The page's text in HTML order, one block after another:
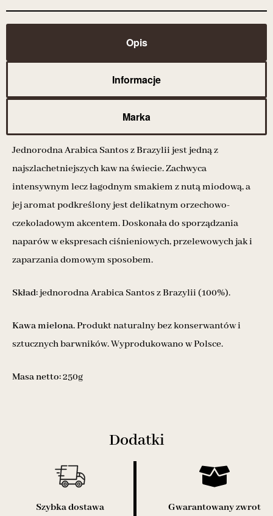
Opis
Informacje
Marka
Jednorodna Arabica Santos z Brazylii jest jedną z
najszlachetniejszych kaw na świecie. Zachwyca
intensywnym lecz łagodnym smakiem z nutą miodową, a
jej aromat podkreślony jest delikatnym orzechowo-
czekoladowym akcentem. Doskonała do sporządzania
naparów w ekspresach ciśnieniowych, przelewowych jak i
zaparzania domowym sposobem.
Skład:jednorodna Arabica Santos z Brazylii (100%).
Kawa mielona.Produkt naturalny bez konserwantów i
sztucznych barwników. Wyprodukowano w Polsce.
Masa netto:250g
Dodatki
Szybka dostawa Gwarantowany zwrot